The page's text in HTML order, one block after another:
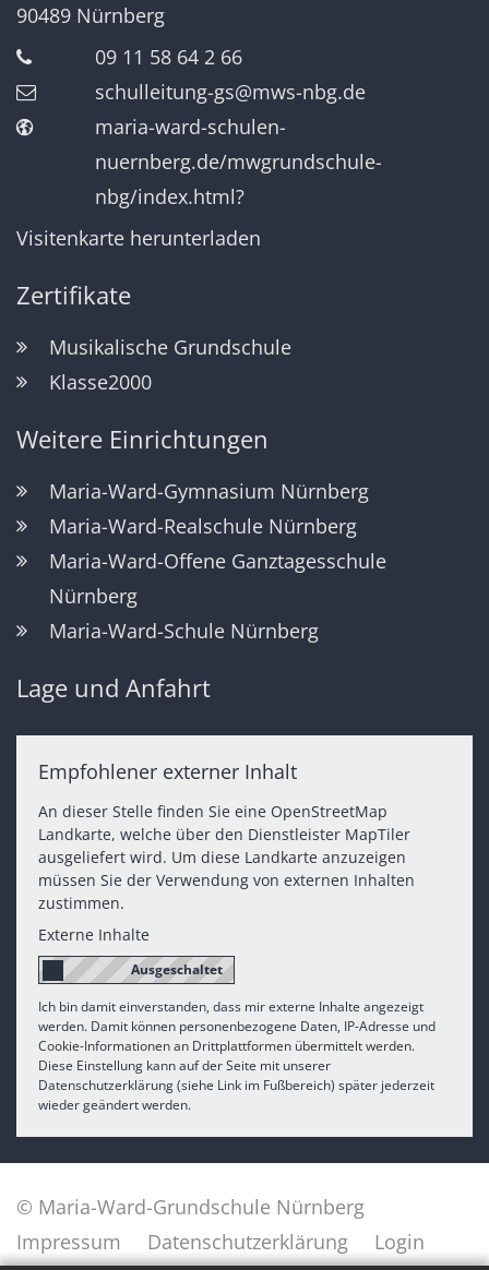
90489 Nürnberg
09 11 58 64 2 66
schulleitung-gs@mws-nbg.de
maria-ward-schulen-
nuernberg.de/mwgrundschule-
nbg/index.html?
Visitenkarte herunterladen
Zertifikate
Musikalische Grundschule
Klasse2000
Weitere Einrichtungen
Maria-Ward-Gymnasium Nürnberg
Maria-Ward-Realschule Nürnberg
Maria-Ward-Offene Ganztagesschule
Nürnberg
Maria-Ward-Schule Nürnberg
Lage und Anfahrt
Empfohlener externer Inhalt
An dieser Stelle finden Sie eine OpenStreetMap
Landkarte, welche über den Dienstleister MapTiler
ausgeliefert wird. Um diese Landkarte anzuzeigen
müssen Sie der Verwendung von externen Inhalten
zustimmen.
Externe Inhalte
Ich bin damit einverstanden, dass mir externe Inhalte angezeigt
werden. Damit können personenbezogene Daten, IP-Adresse und
Cookie-Informationen an Drittplattformen übermittelt werden.
Diese Einstellung kann auf der Seite mit unserer
Datenschutzerklärung (siehe Link im Fußbereich) später jederzeit
wieder geändert werden.
© Maria-Ward-Grundschule Nürnberg
Impressum
Datenschutzerklärung Login